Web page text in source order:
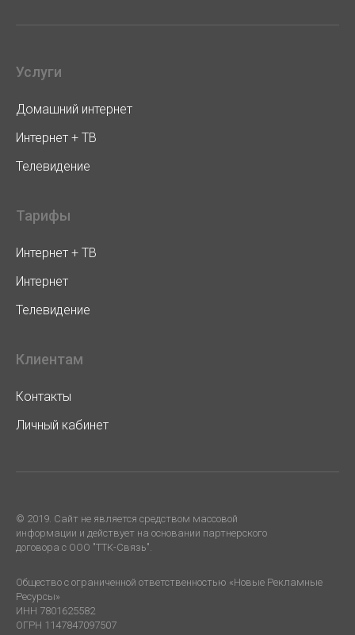
Услуги
Домашний интернет
Интернет + ТВ
Телевидение
Тарифы
Интернет + ТВ
Интернет
Телевидение
Клиентам
Контакты
Личный кабинет
© 2019. Cайт не является средством массовой
информации и действует на основании партнерского
договора с ООО "ТТК-Связь".
Общество с ограниченной ответственностью «Новые Рекламные
Ресурсы»
ИНН 7801625582
ОГРН 1147847097507